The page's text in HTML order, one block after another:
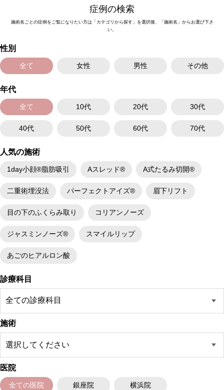
症例の検索
施術名ごとの症例をご覧になりたい方は「カテゴリから探す」を選択後、「施術名」からお選び下さ
い。
性別
全て 女性 男性 その他
年代
全て 10代 20代 30代
40代 50代 60代 70代
人気の施術
1day小顔®脂肪吸引 Aスレッド® A式たるみ切開®
二重術埋没法 パーフェクトアイズ® 眉下リフト
目の下のふくらみ取り コリアンノーズ
ジャスミンノーズ® スマイルリップ
あごのヒアルロン酸
診療科目
施術
医院
全ての医院 銀座院 横浜院